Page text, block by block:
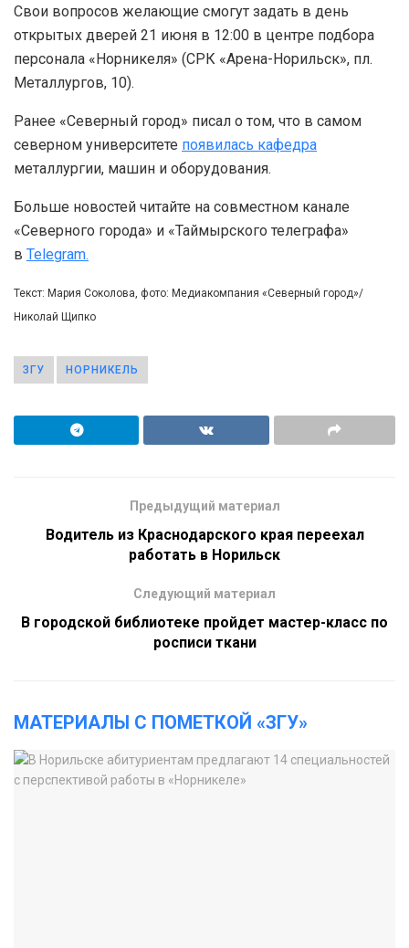
Свои вопросов желающие смогут задать в день
открытых дверей 21 июня в 12:00 в центре подбора
персонала «Норникеля» (СРК «Арена-Норильск», пл.
Металлургов, 10).
Ранее «Северный город» писал о том, что в самом
северном университете появилась кафедра
металлургии, машин и оборудования.
Больше новостей читайте на совместном канале
«Северного города» и «Таймырского телеграфа»
в Telegram.
Текст: Мария Соколова, фото: Медиакомпания «Северный город»/
Николай Щипко
ЗГУ НОРНИКЕЛЬ
Предыдущий материал
Водитель из Краснодарского края переехал
работать в Норильск
Следующий материал
В городской библиотеке пройдет мастер-класс по
росписи ткани
МАТЕРИАЛЫ С ПОМЕТКОЙ «ЗГУ»